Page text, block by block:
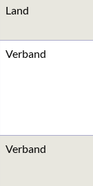
Land
Verband
Verband